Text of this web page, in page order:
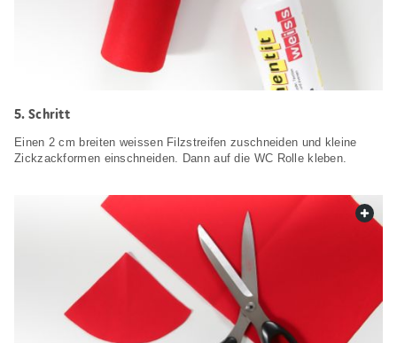
Schritt
Einen 2 cm breiten weissen Filzstreifen zuschneiden und kleine
Zickzackformen einschneiden. Dann auf die WC Rolle kleben.